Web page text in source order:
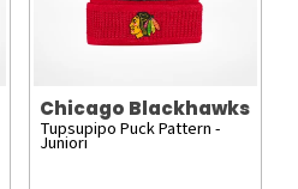
Chicago Blackhawks
Tupsupipo Puck Pattern -
Juniori